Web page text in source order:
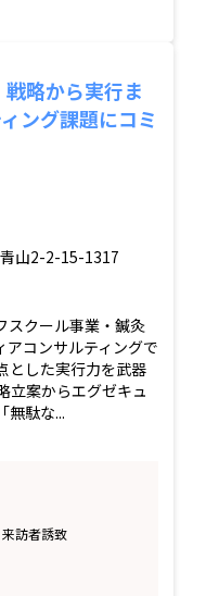
略から実行ま
ング課題にコミ
山2-2-15-1317
スクール事業・鍼灸
アコンサルティングで
とした実行力を武器
立案からエグゼキュ
無駄な...
訪者誘致